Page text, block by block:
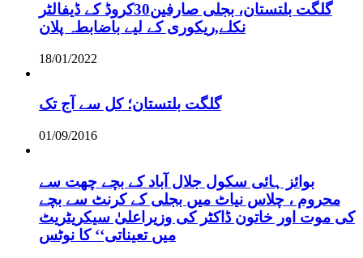
گلگت بلتستان، بجلی صارفین30کروڈ کے ڈیفالٹر
نکلے,ریکوری کے لیے باضابطہ پلان
18/01/2022
گلگت بلتستان؛ کل سے آج تک
01/09/2016
بوائز ہائی سکول جلال آباد کے بچے چھت سے
محروم ، چلاس نیاٹ میں بجلی کے کرنٹ سے بچے
کی موت اور خاتون ڈاکٹر کی وزیراعلیٰ سیکریٹریٹ
میں تعیناتی‘‘ کا نوٹس